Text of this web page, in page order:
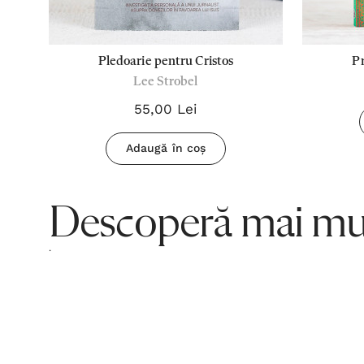
Pledoarie pentru Cristos
Lee Strobel
55,00 Lei
Adaugă în coș
Descoperă mai
.